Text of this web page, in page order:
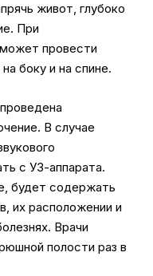
живот, глубоко
При
провести
боку и на спине.
В случае
с УЗ-аппарата.
будет содержать
их расположении и
Врачи
полости раз в